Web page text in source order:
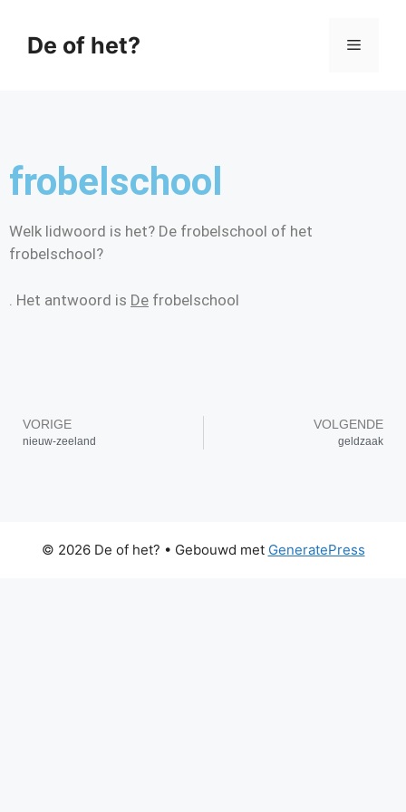
De of het?
frobelschool
Welk lidwoord is het? De frobelschool of het
frobelschool?
. Het antwoord is De frobelschool
VORIGE
nieuw-zeeland
VOLGENDE
geldzaak
© 2026 De of het? • Gebouwd met GeneratePress